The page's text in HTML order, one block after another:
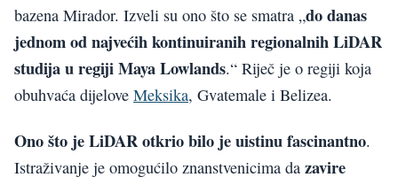
bazena Mirador. Izveli su ono što se smatra „do danas
jednom od najvećih kontinuiranih regionalnih LiDAR
studijau regiji Maya Lowlands.“ Riječ je o regiji koja
obuhvaća dijelove Meksika, Gvatemale i Belizea.
Ono što je LiDAR otkrio bilo je uistinu fascinantno.
Istraživanje je omogućilo znanstvenicima da zavire